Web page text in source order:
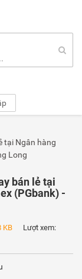
tại Ngân hàng
Long
bán lẻ tại
(PGbank) -
KB Lượt xem: